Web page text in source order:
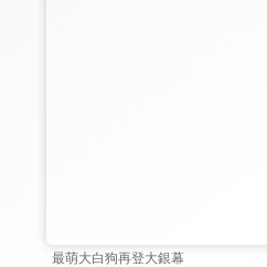
最萌大白狗再登大銀幕